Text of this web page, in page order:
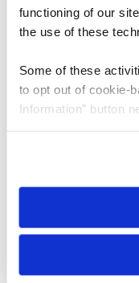
functioning of our
the use of these
Some of these
to opt out of cookie-
Information” button
need to be set again.